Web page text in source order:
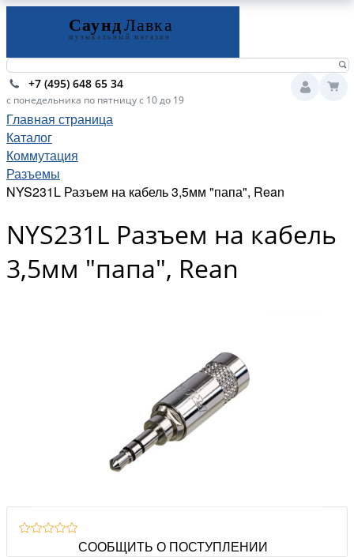
+7 (495) 648 65 34
с понедельника по пятницу с 10 до 19
Главная страница
Каталог
Коммутация
Разъемы
NYS231L Разъем на кабель 3,5мм "папа", Rean
NYS231L Разъем на кабель
3,5мм "папа", Rean
СООБЩИТЬ О ПОСТУПЛЕНИИ